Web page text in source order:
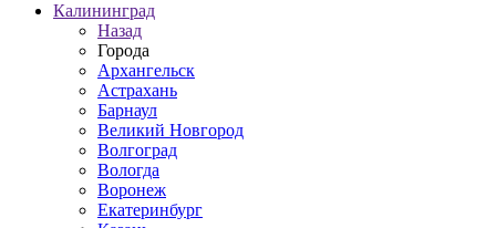
Калининград
Назад
Города
Архангельск
Астрахань
Барнаул
Великий Новгород
Волгоград
Вологда
Воронеж
Екатеринбург